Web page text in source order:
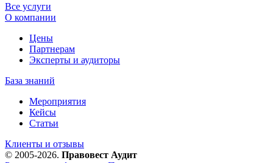
Все услуги
О компании
Цены
Партнерам
Эксперты и аудиторы
База знаний
Мероприятия
Кейсы
Статьи
Клиенты и отзывы
© 2005-2026. Правовест Аудит